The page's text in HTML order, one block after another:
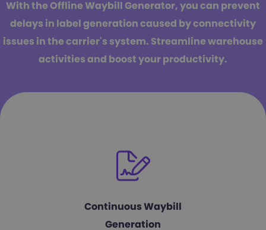
With the Offline Waybill Generator, you can prevent
delays in label generation caused by connectivity
issues in the carrier's system. Streamline warehouse
activities and boost your productivity.
Continuous Waybill
Generation